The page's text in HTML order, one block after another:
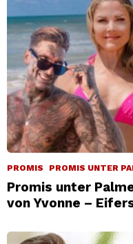
PROMIS PROMIS UNTER
Promis unter
von Yvonne –